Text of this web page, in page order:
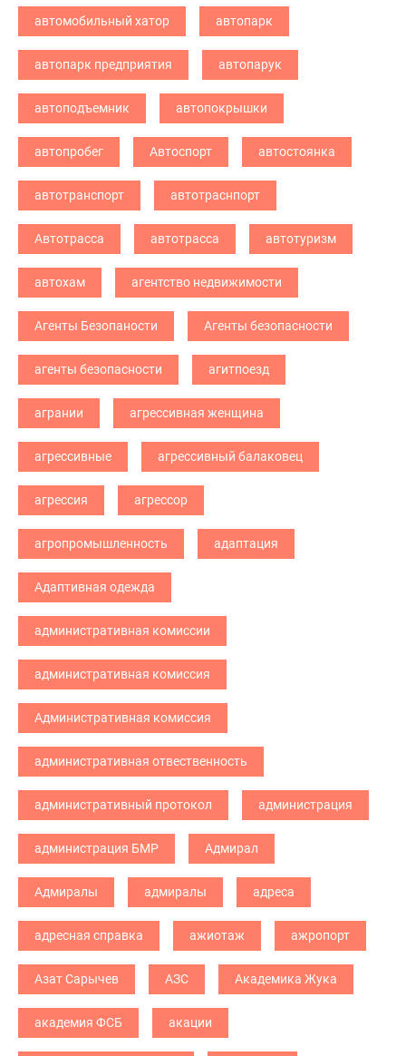
автомобильный хатор автопарк
автопарк предприятия автопарук
автоподъемник автопокрышки
автопробег Автоспорт автостоянка
автотранспорт автотраснпорт
Автотрасса автотрасса автотуризм
автохам агентство недвижимости
Агенты Безопаности Агенты безопасности
агенты безопасности агитпоезд
агрании агрессивная женщина
агрессивные агрессивный балаковец
агрессия агрессор
агропромышленность адаптация
Адаптивная одежда
административная комиссии
административная комиссия
Административная комиссия
административная отвественность
административный протокол администрация
администрация БМР Адмирал
Адмиралы адмиралы адреса
адресная справка ажиотаж ажропорт
Азат Сарычев АЗС Академика Жука
академия ФСБ акации